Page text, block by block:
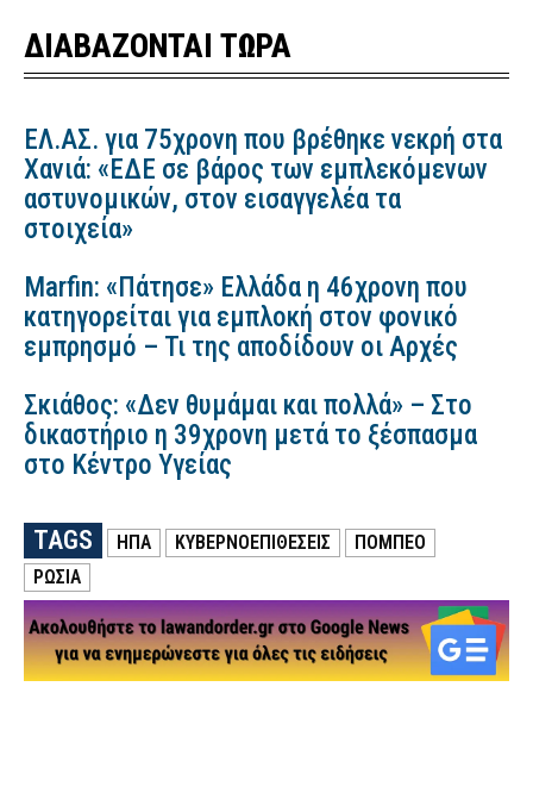
ΔΙΑΒΑΖΟΝΤΑΙ ΤΩΡΑ
ΕΛ.ΑΣ. για 75χρονη που βρέθηκε νεκρή στα
Χανιά: «ΕΔΕ σε βάρος των εμπλεκόμενων
αστυνομικών, στον εισαγγελέα τα
στοιχεία»
Marfin: «Πάτησε» Ελλάδα η 46χρονη που
κατηγορείται για εμπλοκή στον φονικό
εμπρησμό – Τι της αποδίδουν οι Αρχές
Σκιάθος: «Δεν θυμάμαι και πολλά» – Στο
δικαστήριο η 39χρονη μετά το ξέσπασμα
στο Κέντρο Υγείας
TAGS ΗΠΑ ΚΥΒΕΡΝΟΕΠΙΘΕΣΕΙΣ
ΠΟΜΠΕΟ
ΡΩΣΙΑ